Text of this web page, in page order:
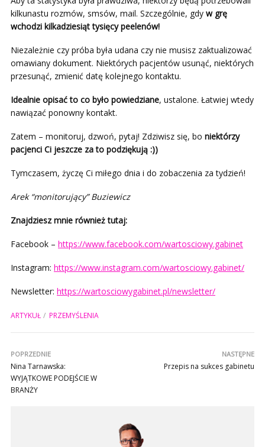
kilkunastu rozmów, smsów, mail. Szczególnie, gdy w grę
wchodzi kilkadziesiąt tysięcy peelenów!
Niezależnie czy próba była udana czy nie musisz zaktualizować
omawiany dokument. Niektórych pacjentów usunąć, niektórych
przesunąć, zmienić datę kolejnego kontaktu.
Idealnie opisać to co było powiedziane, ustalone. Łatwiej wtedy
nawiązać ponowny kontakt.
Zatem – monitoruj, dzwoń, pytaj! Zdziwisz się, bo niektórzy
pacjenci Ci jeszcze za to podziękują :))
Tymczasem, życzę Ci miłego dnia i do zobaczenia za tydzień!
Arek “monitorujący” Buziewicz
Znajdziesz mnie również tutaj:
Facebook – https://www.facebook.com/wartosciowy.gabinet
Instagram: https://www.instagram.com/wartosciowy.gabinet/
Newsletter: https://wartosciowygabinet.pl/newsletter/
ARTYKUŁ PRZEMYŚLENIA
POPRZEDNIE
Nina Tarnawska:
WYJĄTKOWE PODEJŚCIE W
BRANŻY
NASTĘPNE
Przepis na sukces gabinetu